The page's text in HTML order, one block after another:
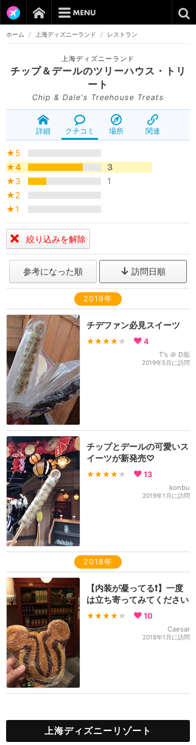
ホーム / 上海ディズニーランド / レストラン
上海ディズニーランド
チップ＆デールのツリーハウス・トリ
ート
Chip & Dale's Treehouse Treats
詳細 クチコミ 場所 関連
★5
★4
3
★3
1
★2
★1
絞り込みを解除
参考になった順 訪問日順
2019年
チデファン必見スイーツ
★★★★ ★ 4
T's ＠ D垢
2019年5月に訪問
チップとデールの可愛いス
イーツが新発売♡
★★★★ ★ 13
konbu
2019年1月に訪問
2018年
【内装が凝ってる❗️】一度
は立ち寄ってみてください
★★★★ ★ 10
Caesar
2018年1月に訪問
上海ディズニーリゾート